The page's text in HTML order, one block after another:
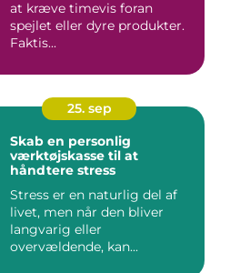
at kræve timevis foran
spejlet eller dyre produkter.
Faktis...
25. sep
Skab en personlig
værktøjskasse til at
håndtere stress
Stress er en naturlig del af
livet, men når den bliver
langvarig eller
overvældende, kan...